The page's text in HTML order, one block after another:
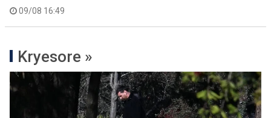
09/08 16:49
Kryesore »